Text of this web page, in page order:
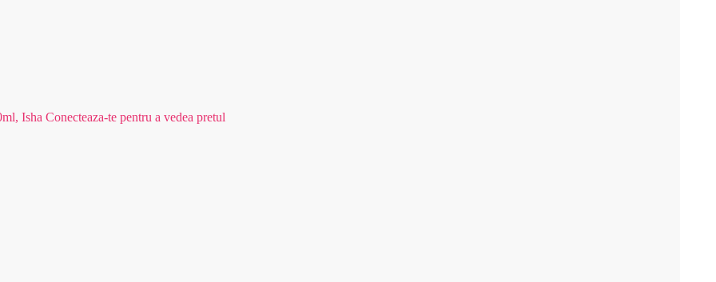
Isha Conecteaza-te pentru a vedea pretul